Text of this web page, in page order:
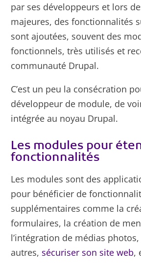
par ses développeurs et lors
majeures, des fonctionnalités
sont ajoutées, souvent des
fonctionnels, très utilisés et
communauté Drupal.
C’est un peu la consécration
développeur de module, de
intégrée au noyau Drupal.
Les modules pour
fonctionnalités
Les modules sont des
pour bénéficier de
supplémentaires comme la
formulaires, la création de
l’intégration de médias
autres, sécuriser son site web,